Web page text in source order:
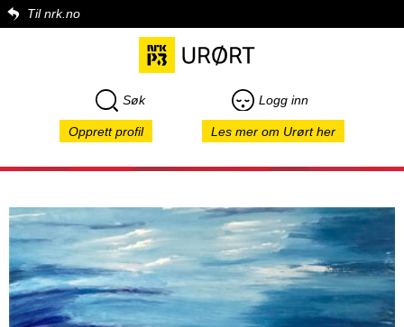
Til nrk.no
Søk Logg inn
Opprett profil Les mer om Urørt her